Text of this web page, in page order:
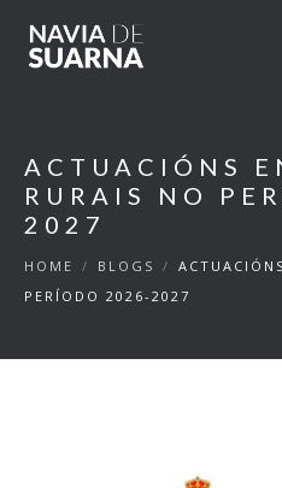
ACTUACIÓNS
RURAIS NO
2027
HOME / BLOGS /
PERÍODO 2026-2027